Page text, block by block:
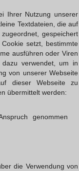
Ihrer Nutzung unserer
Textdateien, die auf
gespeichert
setzt, bestimmte
ausführen oder Viren
verwendet, um in
von unserer Webseite
dieser Webseite zu
übermittelt werden:
genommen
die Verwendung von